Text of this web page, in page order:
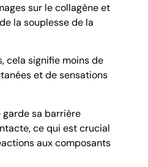
sur le collagène et
la souplesse de la
cela signifie moins de
et de sensations
garde sa barrière
ce qui est crucial
aux composants